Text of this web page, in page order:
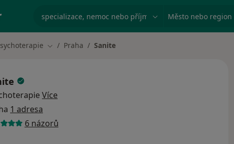
specializace, nemoc nebo příjmení Město nebo region
Změna města
Praha Sanite
Více
1 adresa
6 názorů